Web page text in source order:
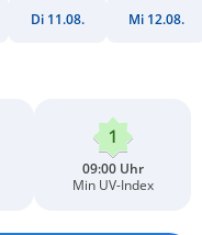
Di 11.08. Mi 12.08.
09:00 Uhr
Min UV-Index